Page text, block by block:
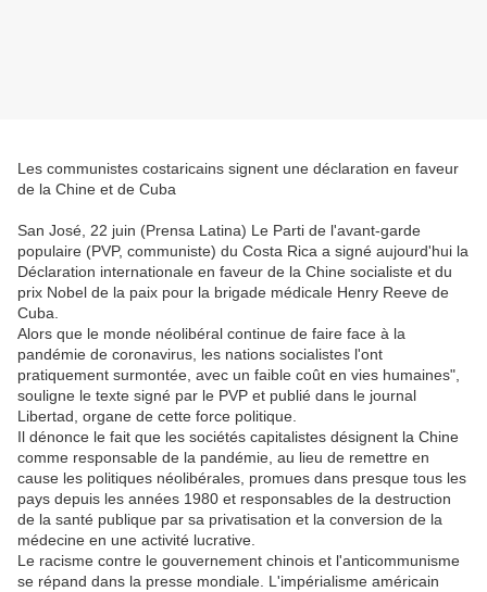
Les communistes costaricains signent une déclaration en faveur
de la Chine et de Cuba
San José, 22 juin (Prensa Latina) Le Parti de l'avant-garde
populaire (PVP, communiste) du Costa Rica a signé aujourd'hui la
Déclaration internationale en faveur de la Chine socialiste et du
prix Nobel de la paix pour la brigade médicale Henry Reeve de
Cuba.
Alors que le monde néolibéral continue de faire face à la
pandémie de coronavirus, les nations socialistes l'ont
pratiquement surmontée, avec un faible coût en vies humaines",
souligne le texte signé par le PVP et publié dans le journal
Libertad, organe de cette force politique.
Il dénonce le fait que les sociétés capitalistes désignent la Chine
comme responsable de la pandémie, au lieu de remettre en
cause les politiques néolibérales, promues dans presque tous les
pays depuis les années 1980 et responsables de la destruction
de la santé publique par sa privatisation et la conversion de la
médecine en une activité lucrative.
Le racisme contre le gouvernement chinois et l'anticommunisme
se répand dans la presse mondiale. L'impérialisme américain